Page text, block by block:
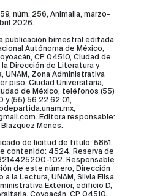
núm. 256, Animalia, marzo-
2026.
publicación bimestral editada
Autónoma de México,
CP 04510, Ciudad de
la Dirección de Literatura y
UNAM, Zona Administrativa
piso, Ciudad Universitaria,
de México, teléfonos (55)
y (55) 56 22 62 01,
Editora responsable:
Blázquez Menes.
de licitud de título: 5851.
contenido: 4524. Reserva de
102. Responsable
de este número, Dirección
la Lectura, UNAM, Silvia Elisa
Exterior, edificio D,